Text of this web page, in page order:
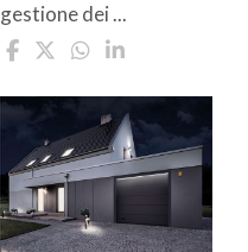
gestione dei ...